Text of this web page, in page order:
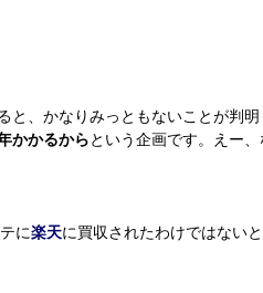
、かなりみっともないことが判
かかるから という企画です。えー
に楽天に買収されたわけではない